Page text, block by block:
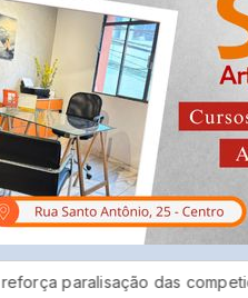
paralisação das competições